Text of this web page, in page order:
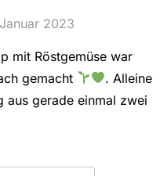
2023
mit Röstgemüse war
gemacht
. Alleine
aus gerade einmal zwei